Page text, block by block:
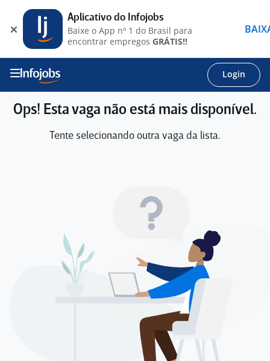
Login
Ops! Esta vaga não está mais disponível.
Tente selecionando outra vaga da lista.
Aplicativo do Infojobs
Baixe o App nº 1 do Brasil para
encontrar empregos GRÁTIS!!